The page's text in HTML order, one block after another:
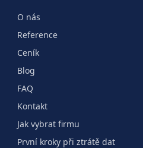
O nás
Reference
Ceník
Blog
FAQ
Kontakt
Jak vybrat firmu
První kroky při ztrátě dat